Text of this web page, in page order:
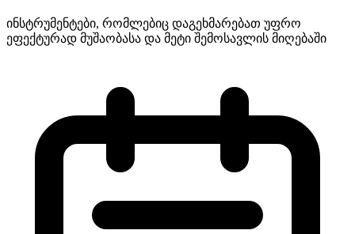
ინსტრუმენტები, რომლებიც დაგეხმარებათ უფრო
ეფექტურად მუშაობასა და მეტი შემოსავლის მიღებაში